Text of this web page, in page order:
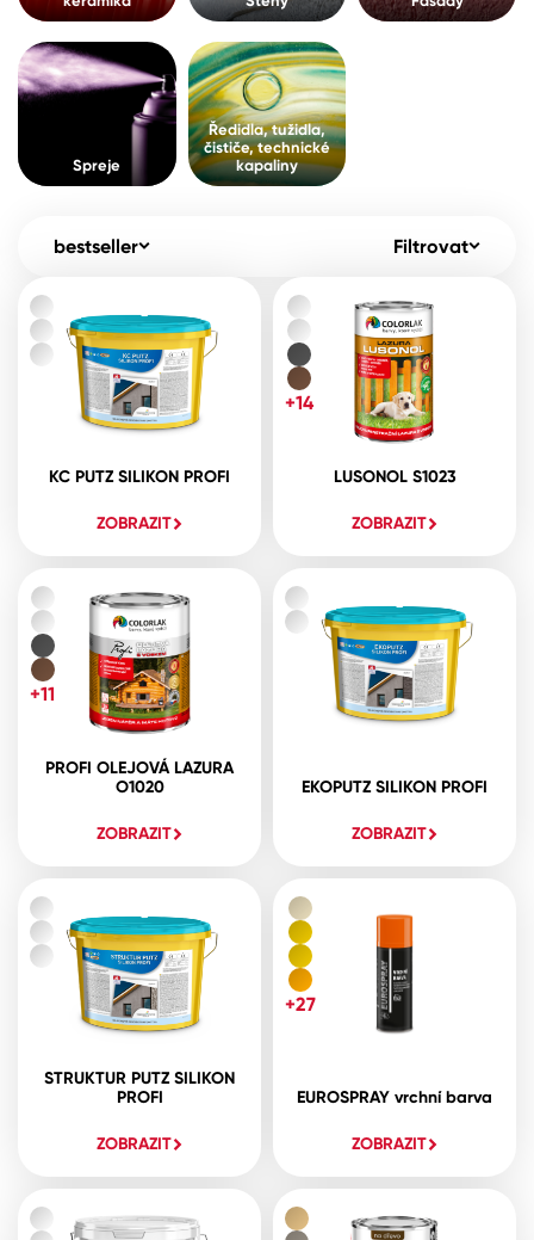
Pro akcionáře O společnosti
Kontakty
+420 800 145 555
Česko
Slovensko Polsko
Spreje
Ředidla, tužidla, čističe, technické
kapaliny
Spreje
Ředidla, tužidla,
čističe, technické
kapaliny
bestseller Filtrovat
KC PUTZ SILIKON PROFI
ZOBRAZIT
LUSONOL S1023
ZOBRAZIT
+14
PROFI OLEJOVÁ LAZURA
O1020
ZOBRAZIT
+11
EKOPUTZ SILIKON PROFI
ZOBRAZIT
STRUKTUR PUTZ SILIKON
PROFI
ZOBRAZIT
EUROSPRAY vrchní barva
ZOBRAZIT
+27